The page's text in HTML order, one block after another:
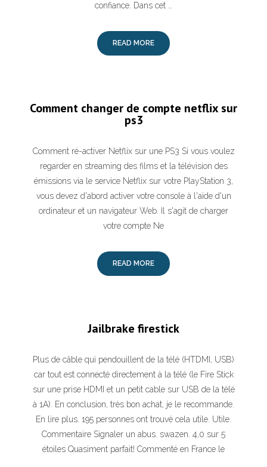
confiance. Dans cet …
READ MORE
Comment changer de compte netflix sur
ps3
Comment ré-activer Netflix sur une PS3 Si vous voulez
regarder en streaming des films et la télévision des
émissions via le service Netflix sur votre PlayStation 3,
vous devez d'abord activer votre console à l'aide d'un
ordinateur et un navigateur Web. Il s'agit de charger
votre compte Ne
READ MORE
Jailbrake firestick
Plus de câble qui pendouillent de la télé (HTDMI, USB)
car tout est connecté directement à la télé (le Fire Stick
sur une prise HDMI et un petit cable sur USB de la télé
à 1A). En conclusion, très bon achat, je le recommande.
En lire plus. 195 personnes ont trouvé cela utile. Utile.
Commentaire Signaler un abus. swazen. 4,0 sur 5
étoiles Quasiment parfait! Commenté en France le